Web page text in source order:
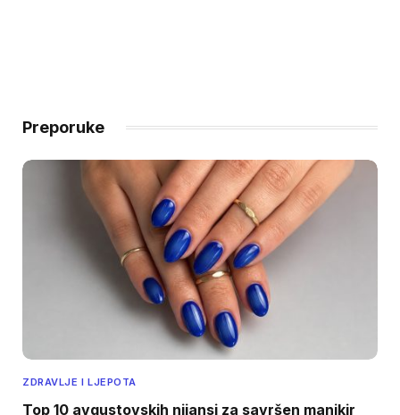
Preporuke
ZDRAVLJE I LJEPOTA
Top 10 avgustovskih nijansi za savršen manikir